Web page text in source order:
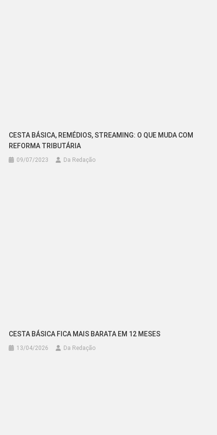
CESTA BÁSICA, REMÉDIOS, STREAMING: O QUE MUDA COM
REFORMA TRIBUTÁRIA
09/07/2023 Da Redação
CESTA BÁSICA FICA MAIS BARATA EM 12 MESES
13/04/2026 Da Redação